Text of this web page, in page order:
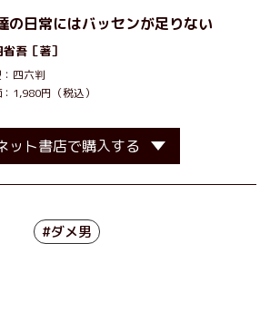
の日常にはバッセンが足りない
省吾 ［著］
四六判
1,980円（税込）
ット書店で購入する
#ダメ男